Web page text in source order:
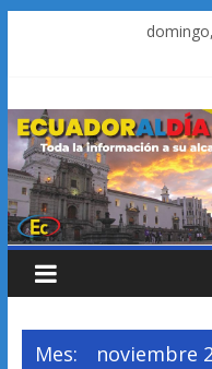
Mes: noviembre